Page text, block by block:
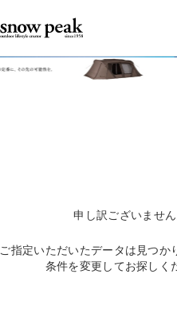
申し訳ございません
ご指定いただいたデータは見つか
条件を変更してお探しく